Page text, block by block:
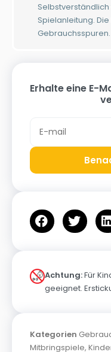
Spielanleitung.
Gebrauchsspuren.
Erhalte eine E-
Achtung:Für
geeignet.
Kategorien
Mitbringspiele,